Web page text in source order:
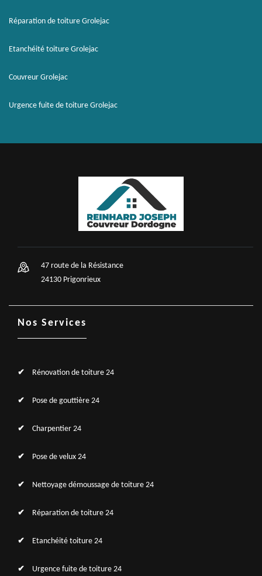
Réparation de toiture Grolejac
Etanchéité toiture Grolejac
Couvreur Grolejac
Urgence fuite de toiture Grolejac
47 route de la Résistance
24130 Prigonrieux
Nos Services
Rénovation de toiture 24
Pose de gouttière 24
Charpentier 24
Pose de velux 24
Nettoyage démoussage de toiture 24
Réparation de toiture 24
Etanchéité toiture 24
Urgence fuite de toiture 24